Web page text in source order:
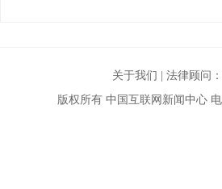
关于我们 | 法律顾问
版权所有 中国互联网新闻中心